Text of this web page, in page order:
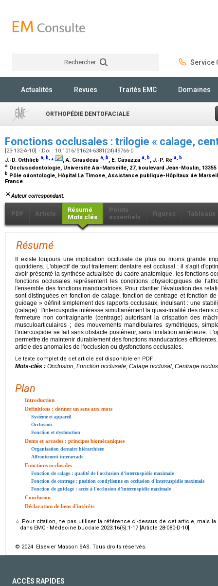
Rechercher Service
Actualités Revues Traités EMC Domaines
ORTHOPÉDIE DENTOFACIALE
Fonctions occlusales : trilogie « calage,
[23-132-A-10] - Doi : 10.1016/S1624-6381(24)49766-0
J.-D. Orthlieb a, b,⁎ , A. Giraudeau a, b, E. Casazza a, b, J.-P. Ré a, b
a Occlusodontologie, Université Aix-Marseille, 27, boulevard Jean-Moulin,
b Pôle odontologie, Hôpital La Timone, Assistance publique-Hôpitaux de
France
Auteur correspondant.
PDF Article
Résumé
Mots clés
Points
essentiels
Figures Tableaux
Résumé
Il existe toujours une implication occlusale de plus ou moins grande
quotidiens. L'objectif de tout traitement dentaire est occlusal : il s'agit
avoir présenté la synthèse actualisée du cadre anatomique, les fonctions
fonctions occlusales représentent les conditions physiologiques de
l'ensemble des fonctions manducatrices. Pour clarifier l'évaluation des
sont distinguées en fonction de calage, fonction de centrage et fonction
guidage » définit simplement des rapports occlusaux, induisant : une
(calage) : l'intercuspidie intéresse simultanément la quasi-totalité des dents
fermeture non contraignante (centrage) autorisant la crispation des
musculoarticulaires ; des mouvements mandibulaires symétriques,
l'intercuspidie se fait sans obstacle postérieur, sans limitation antérieure.
permettre de maintenir durablement des fonctions manducatrices
article des anomalies de l'occlusion ou dysfonctions occlusales.
Le texte complet de cet article est disponible en PDF.
Mots-clés : Occlusion, Fonction occlusale, Calage occlusal, Centrage
Plan
Introduction
Définitions : donner un sens aux mots
Système et appareil
Occlusion
Fonction et dysfonction
Dents et arcades : principes biomécaniques
Organisation dentaire hiérarchisée
Affrontement interarcade
Fonctions occlusales
Fonction de calage : qualité de l'occlusion d'intercuspidie maximale
Fonction de centrage : position condylienne en occlusion d'intercuspidie maximale
Fonction de guidage : accès à l'occlusion d'intercuspidie maximale
Conclusion
Déclaration de liens d'intérêts
☆ Pour citation, ne pas utiliser la référence ci-dessus de cet article, mais
dans EMC - Médecine buccale 2023;16(5):1-17 [Article 28-080-D-10].
© 2024 Elsevier Masson SAS. Tous droits réservés.
ACCÈS RAPIDES